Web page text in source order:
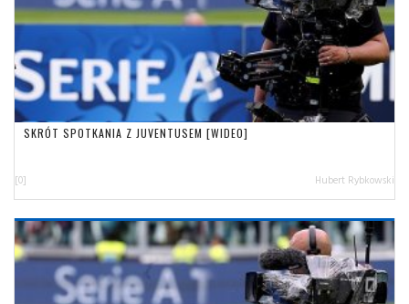
SKRÓT SPOTKANIA Z JUVENTUSEM [WIDEO]
[0] Hubert Rybkowski